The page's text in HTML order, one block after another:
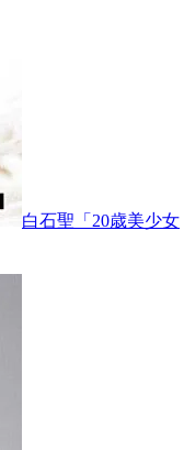
白石聖「20歳美少女